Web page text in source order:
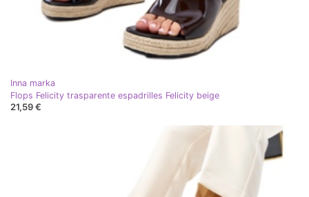
Inna marka
Flops Felicity trasparente espadrilles Felicity beige
21,59 €